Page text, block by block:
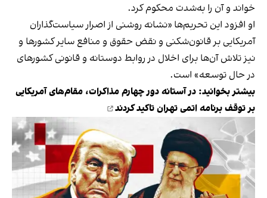
خواند و آن را به‌شدت محکوم کرد.
او افزود این تحریم‌ها «نشانه روشنی از اصرار سیاست‌گذاران
آمریکایی بر قانون‌شکنی و نقض حقوق و منافع سایر کشورها و
نیز تلاش آن‌ها برای اخلال در روابط دوستانه و قانونی کشورهای
در حال توسعه» است.
بیشتر بخوانید: در آستانه دور چهارم مذاکرات، مقام‌های آمریکایی
بر توقف برنامه اتمی تهران تاکید کردند